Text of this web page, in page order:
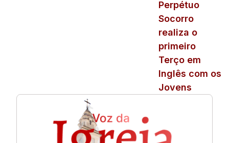
Perpétuo
Socorro
realiza o
primeiro
Terço em
Inglês com os
Jovens